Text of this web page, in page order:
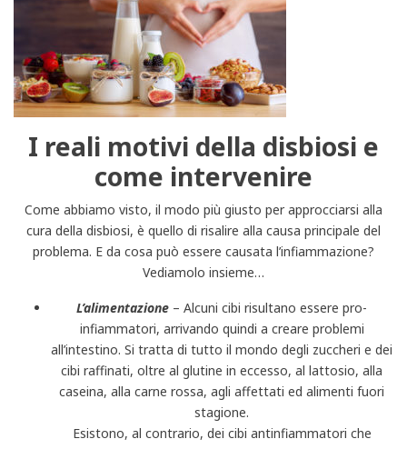
I reali motivi della disbiosi e
come intervenire
Come abbiamo visto, il modo più giusto per approcciarsi alla
cura della disbiosi, è quello di risalire alla causa principale del
problema. E da cosa può essere causata l’infiammazione?
Vediamolo insieme…
L’alimentazione – Alcuni cibi risultano essere pro-
infiammatori, arrivando quindi a creare problemi
all’intestino. Si tratta di tutto il mondo degli zuccheri e dei
cibi raffinati, oltre al glutine in eccesso, al lattosio, alla
caseina, alla carne rossa, agli affettati ed alimenti fuori
stagione.
Esistono, al contrario, dei cibi antinfiammatori che